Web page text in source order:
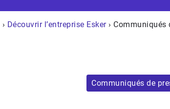
› Découvrir l’entreprise Esker› Communiqués
Communiqués de